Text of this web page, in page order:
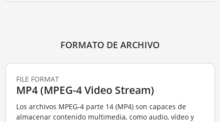
FORMATO DE ARCHIVO
FILE FORMAT
MP4 (MPEG-4 Video Stream)
Los archivos MPEG-4 parte 14 (MP4) son capaces de
almacenar contenido multimedia, como audio, vídeo y